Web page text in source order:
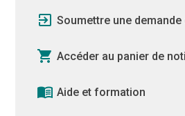
exit_to_app Soumettre une
shopping_cart Accéder au panier de
menu_book Aide et formation